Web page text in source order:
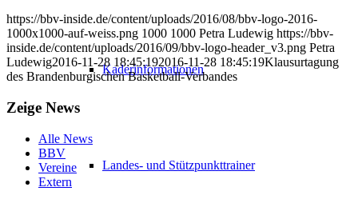
Kaderinformationen
Landes- und Stützpunkttrainer
https://bbv-inside.de/content/uploads/2016/08/bbv-logo-2016-
1000x1000-auf-weiss.png 1000 1000 Petra Ludewig https://bbv-
inside.de/content/uploads/2016/09/bbv-logo-header_v3.png Petra
Ludewig2016-11-28 18:45:192016-11-28 18:45:19Klausurtagung
des Brandenburgischen Basketball-Verbandes
Zeige News
Alle News
BBV
Vereine
Extern